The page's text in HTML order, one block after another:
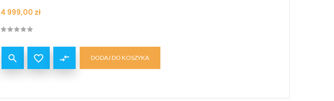
Cena
4 999,00 zł
  compare_arrows DODAJ DO KOSZYKA